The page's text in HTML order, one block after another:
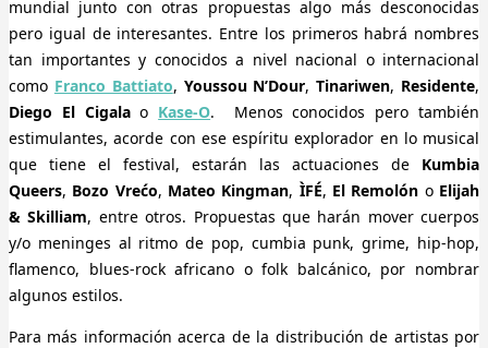
mundial junto con otras propuestas algo más desconocidas
pero igual de interesantes. Entre los primeros habrá nombres
tan importantes y conocidos a nivel nacional o internacional
como Franco Battiato, Youssou N’Dour,Tinariwen, Residente,
Diego El Cigalao Kase-O. Menos conocidos pero también
estimulantes, acorde con ese espíritu explorador en lo musical
que tiene el festival, estarán las actuaciones de Kumbia
Queers, Bozo Vrećo, Mateo Kingman, ÌFÉ, El Remolón o Elijah
& Skilliam, entre otros. Propuestas que harán mover cuerpos
y/o meninges al ritmo de pop, cumbia punk, grime, hip-hop,
flamenco, blues-rock africano o folk balcánico, por nombrar
algunos estilos.
Para más información acerca de la distribución de artistas por